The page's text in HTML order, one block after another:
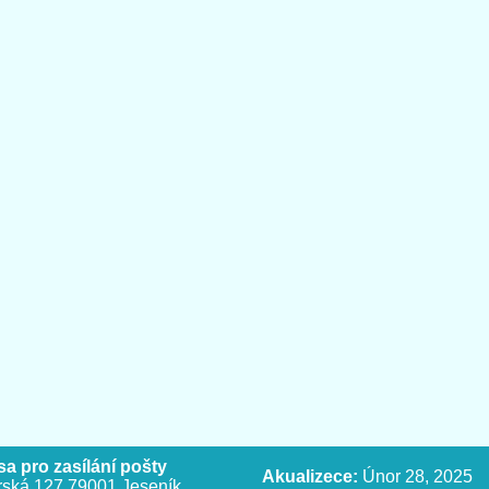
pro zasílání pošty
Akualizece: Únor 28, 2025